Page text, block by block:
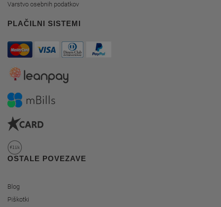
Varstvo osebnih podatkov
PLAČILNI SISTEMI
OSTALE POVEZAVE
Blog
Piškotki